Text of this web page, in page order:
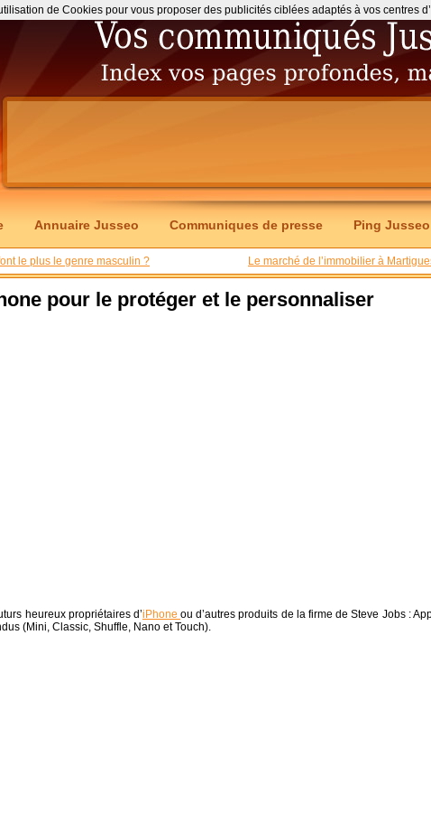
Annuaire Jusseo Communiques de presse Ping Jusseo
le plus le genre masculin ? Le marché de l’immobilier à
pour le protéger et le personnaliser
heureux propriétaires d’iPhoneou d’autres produits de la firme de Steve Jobs :
(Mini, Classic, Shuffle, Nano et Touch).
de Cookies pour vous proposer des publicités ciblées adaptés à vos centres